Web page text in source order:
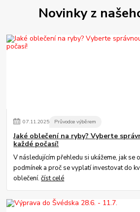
Novinky z
07.11.2025 Průvodce výběrem
Jaké oblečení na ryby? Vyberte
každé počasí!
V následujícím přehledu si ukážeme, jak se
podmínek a proč se vyplatí investovat do
oblečení.číst celé